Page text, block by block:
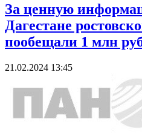
За ценную
Дагестане
пообещали 1 млн
21.02.2024 13:45